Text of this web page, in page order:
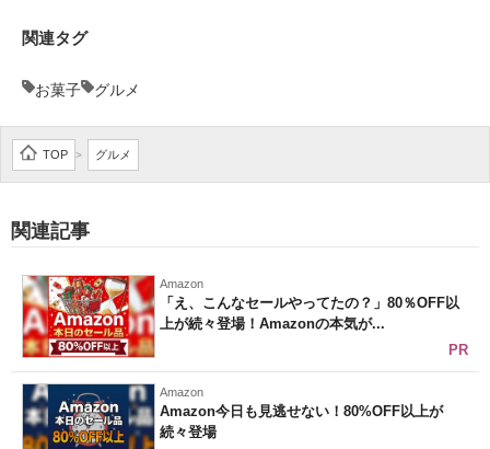
関連タグ
お菓子 グルメ
TOP > グルメ
関連記事
Amazon
「え、こんなセールやってたの？」80％OFF以
上が続々登場！Amazonの本気が...
PR
Amazon
Amazon今日も見逃せない！80%OFF以上が
続々登場